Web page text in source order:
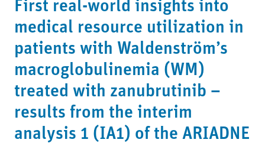
First real-world insights into
medical resource utilization in
patients with Waldenström’s
macroglobulinemia (WM)
treated with zanubrutinib –
results from the interim
analysis 1 (IA1) of the ARIADNE